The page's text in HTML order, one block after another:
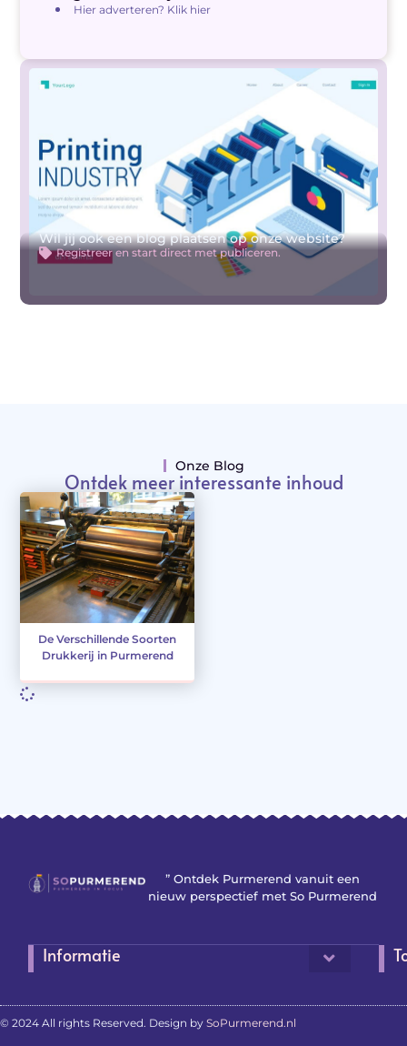
Hier adverteren? Klik hier
Wil jij ook een blog plaatsen op onze website?
Registreer en start direct met publiceren.
Onze Blog
Ontdek meer interessante inhoud
De Verschillende Soorten
Drukkerij in Purmerend
” Ontdek Purmerend vanuit een
nieuw perspectief met So Purmerend
Informatie
© 2024 All rights Reserved. Design by SoPurmerend.nl